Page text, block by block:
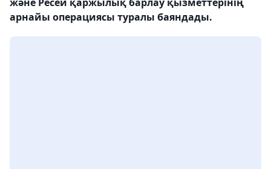
арнайы операциясы туралы баяндады.